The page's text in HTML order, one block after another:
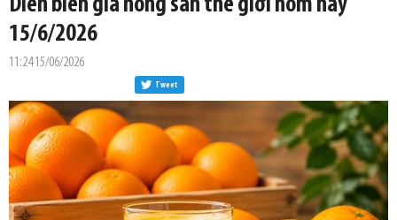
Diễn biến giá nông sản thế giới hôm nay
15/6/2026
11:24 15/06/2026
Tweet